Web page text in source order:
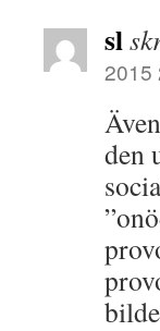
sl
2015
den